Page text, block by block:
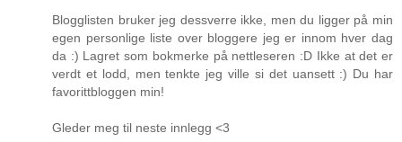
Blogglisten bruker jeg dessverre ikke, men du ligger på min
egen personlige liste over bloggere jeg er innom hver dag
da :) Lagret som bokmerke på nettleseren :D Ikke at det er
verdt et lodd, men tenkte jeg ville si det uansett :) Du har
favorittbloggen min!
Gleder meg til neste innlegg <3